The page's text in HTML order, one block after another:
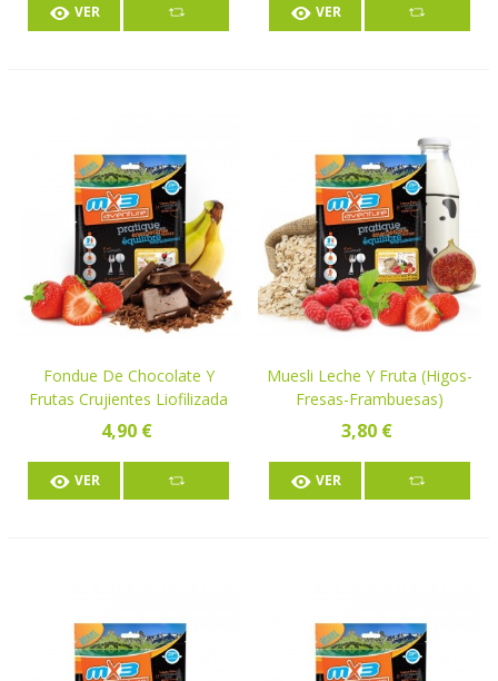
VER VER
Fondue De Chocolate Y
Frutas Crujientes Liofilizada
4,90 €
VER
Muesli Leche Y Fruta (higos-
Fresas-Frambuesas)
Liofilizado
3,80 €
VER